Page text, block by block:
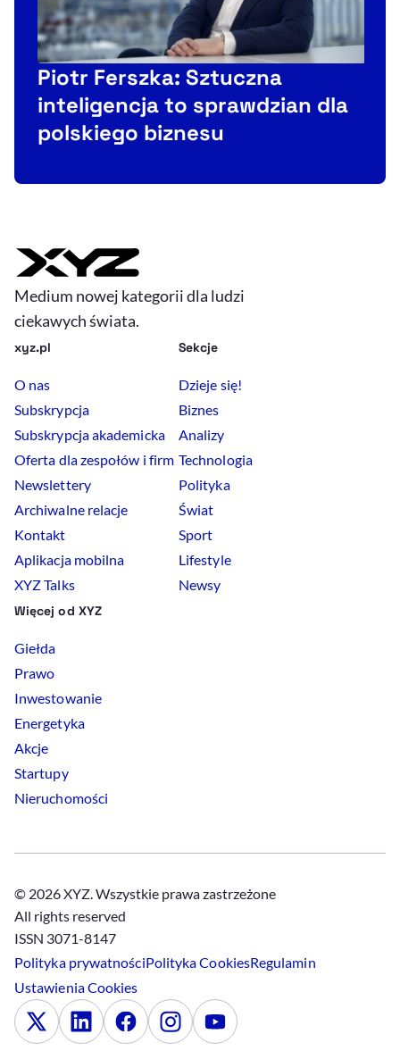
Piotr Ferszka: Sztuczna
inteligencja to sprawdzian dla
polskiego biznesu
Medium nowej kategorii dla ludzi
ciekawych świata.
xyz.pl
O nas
Subskrypcja
Subskrypcja akademicka
Oferta dla zespołów i firm
Newslettery
Archiwalne relacje
Kontakt
Aplikacja mobilna
XYZ Talks
Sekcje
Dzieje się!
Biznes
Analizy
Technologia
Polityka
Świat
Sport
Lifestyle
Newsy
Więcej od XYZ
Giełda
Prawo
Inwestowanie
Energetyka
Akcje
Startupy
Nieruchomości
© 2026 XYZ. Wszystkie prawa zastrzeżone
All rights reserved
ISSN 3071-8147
Polityka prywatnościPolitykaCookiesRegulamin
UstawieniaCookies
x LinkedinFacebookInstagramYoutube